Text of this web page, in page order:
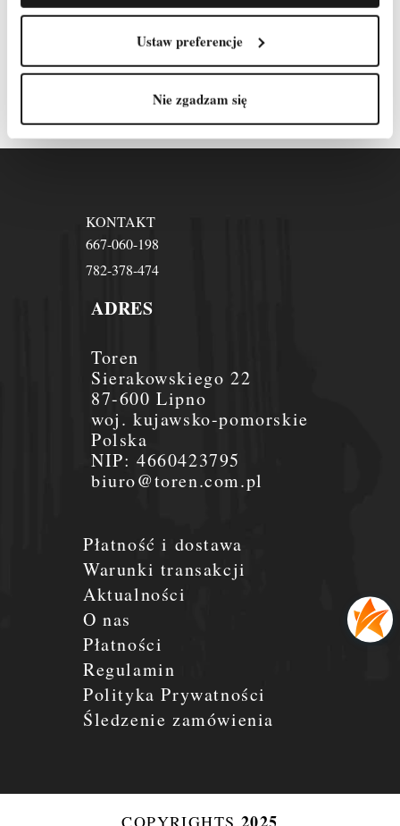
Ustaw preferencje
Nie zgadzam się
Odpowiemy na każde
pytanie!
Płatność i dostawa
Warunki transakcji
Aktualności
O nas
Płatności
Regulamin
Polityka Prywatności
Śledzenie zamówienia
ADRES
Toren
Sierakowskiego 22
87-600 Lipno
woj. kujawsko-pomorskie
Polska
NIP:4660423795
biuro@toren.com.pl
KONTAKT
667-060-198
782-378-474
COPYRIGHTS